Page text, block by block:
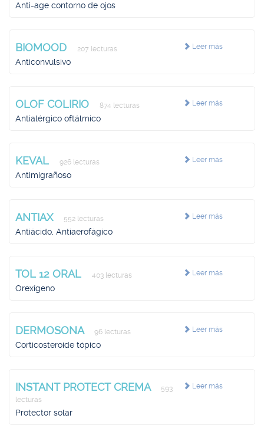
Anti-age contorno de ojos
Leer más
BIOMOOD 207 lecturas
Anticonvulsivo
Leer más
OLOF COLIRIO 874 lecturas
Antialérgico oftálmico
Leer más
KEVAL 926 lecturas
Antimigrañoso
Leer más
ANTIAX 552 lecturas
Antiácido, Antiaerofágico
Leer más
TOL 12 ORAL 403 lecturas
Orexígeno
Leer más
DERMOSONA 96 lecturas
Corticosteroide tópico
Leer más
INSTANT PROTECT CREMA
593
lecturas
Protector solar